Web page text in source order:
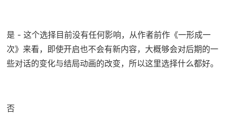
是 - 这个选择目前没有任何影响，从作者前作《一形成一
次》来看，即使开启也不会有新内容，大概够会对后期的一
些对话的变化与结局动画的改变，所以这里选择什么都好。
否